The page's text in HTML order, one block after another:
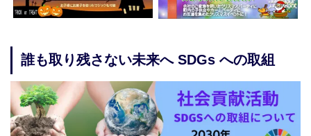
誰も取り残さない未来へ SDGs への取組